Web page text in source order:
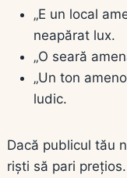
„E un local
neapărat lux.
„O seară
„Un ton
ludic.
Dacă publicul tău
riști să pari